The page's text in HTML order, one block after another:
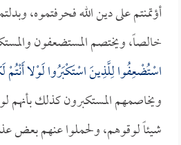
أؤتمنتم على دين الله فحرفتموه،
خالصاً، ويختصم المستضعفون
اسْتُضْعِفُوا لِلَّذِينَ اسْتَكْبَرُوا لَوْلا أَنْتُمْ
ويخاصمهم المستكبرون كذلك بأنهم
شيئاً لوقوهم، ولحملوا عنهم بعض